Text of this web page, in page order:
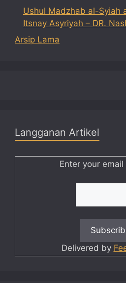
Ushul Madzhab al-Syiah
Itsnay Asyriyah – DR.
Arsip Lama
Langganan Artikel
Enter your
Delivered by